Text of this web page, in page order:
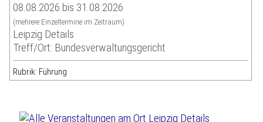
08.08.2026 bis 31.08.2026
(mehrere Einzeltermine im Zeitraum)
Leipzig Details
Treff/Ort: Bundesverwaltungsgericht
Rubrik: Führung